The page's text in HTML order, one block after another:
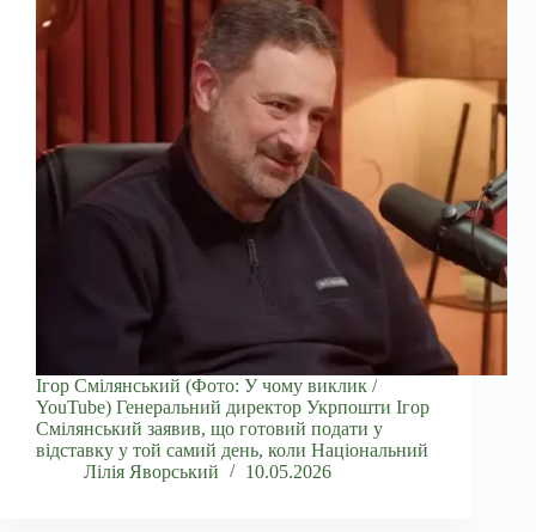
Ігор Смілянський (Фото: У чому виклик /
YouTube) Генеральний директор Укрпошти Ігор
Смілянський заявив, що готовий подати у
відставку у той самий день, коли Національний
Лілія Яворський
10.05.2026